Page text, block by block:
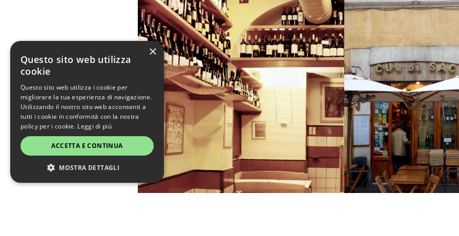
×
Questo sito web utilizza
cookie
Questo sito web utilizza i cookie per
migliorare la tua esperienza di navigazione.
Utilizzando il nostro sito web acconsenti a
tutti i cookie in conformità con la nostra
policy per i cookie. Leggi di più
ACCETTA E CONTINUA
MOSTRA DETTAGLI